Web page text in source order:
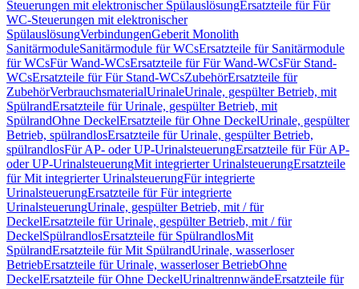
Steuerungen mit elektronischer SpülauslösungErsatzteile für Für
WC-Steuerungen mit elektronischer
SpülauslösungVerbindungenGeberit Monolith
SanitärmoduleSanitärmodule für WCsErsatzteile für Sanitärmodule
für WCsFür Wand-WCsErsatzteile für Für Wand-WCsFür Stand-
WCsErsatzteile für Für Stand-WCsZubehörErsatzteile für
ZubehörVerbrauchsmaterialUrinaleUrinale, gespülter Betrieb, mit
SpülrandErsatzteile für Urinale, gespülter Betrieb, mit
SpülrandOhne DeckelErsatzteile für Ohne DeckelUrinale, gespülter
Betrieb, spülrandlosErsatzteile für Urinale, gespülter Betrieb,
spülrandlosFür AP- oder UP-UrinalsteuerungErsatzteile für Für AP-
oder UP-UrinalsteuerungMit integrierter UrinalsteuerungErsatzteile
für Mit integrierter UrinalsteuerungFür integrierte
UrinalsteuerungErsatzteile für Für integrierte
UrinalsteuerungUrinale, gespülter Betrieb, mit / für
DeckelErsatzteile für Urinale, gespülter Betrieb, mit / für
DeckelSpülrandlosErsatzteile für SpülrandlosMit
SpülrandErsatzteile für Mit SpülrandUrinale, wasserloser
BetriebErsatzteile für Urinale, wasserloser BetriebOhne
DeckelErsatzteile für Ohne DeckelUrinaltrennwändeErsatzteile für